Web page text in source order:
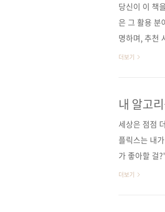
당신이 이 책
은 그 활용 분
명하며, 추천
수 있도록 구
인 추천 시스
O'R..
더보기
내 알고
세상은 점점
플릭스는 내
가 좋아할 걸
분인데요, 그
더보기